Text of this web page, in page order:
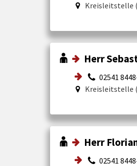
Kreisleitstelle
Herr
02541
Kreisleitstelle
Herr
02541